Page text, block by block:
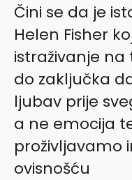
Čini se da je
Helen Fisher
istraživanje
do zaključka
ljubav prije
a ne emocija
proživljavamo
ovisnošću